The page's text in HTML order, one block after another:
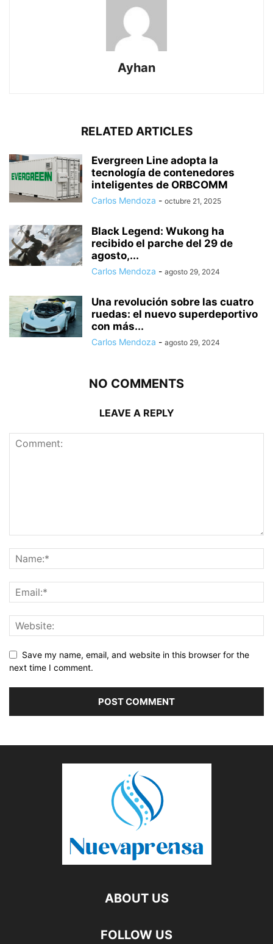
Ayhan
RELATED ARTICLES
Evergreen Line adopta la
tecnología de contenedores
inteligentes de ORBCOMM
Carlos Mendoza - octubre 21, 2025
Black Legend: Wukong ha
recibido el parche del 29 de
agosto,...
Carlos Mendoza - agosto 29, 2024
Una revolución sobre las cuatro
ruedas: el nuevo superdeportivo
con más...
Carlos Mendoza - agosto 29, 2024
NO COMMENTS
LEAVE A REPLY
Save my name, email, and website in this browser for the
next time I comment.
ABOUT US
FOLLOW US